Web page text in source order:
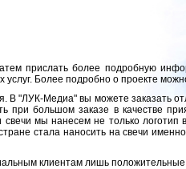
прислать более подробную
Более подробно о проекте
В "ЛУК-Медиа" вы можете заказать
при большом заказе в качестве
свечи мы нанесем не только
стала наносить на свечи
клиентам лишь